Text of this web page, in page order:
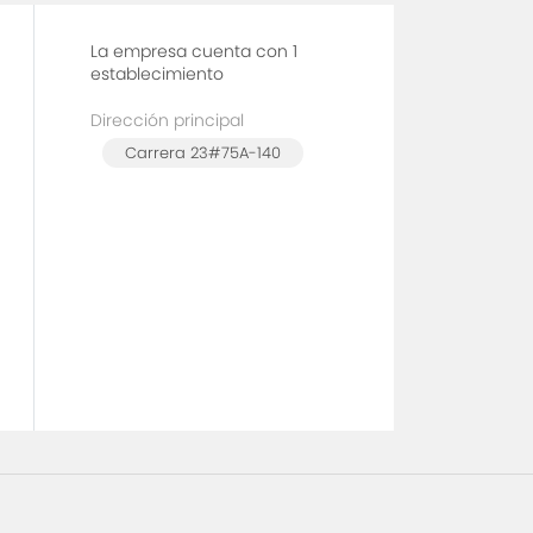
La empresa cuenta con 1
establecimiento
Dirección principal
Carrera 23#75A-140